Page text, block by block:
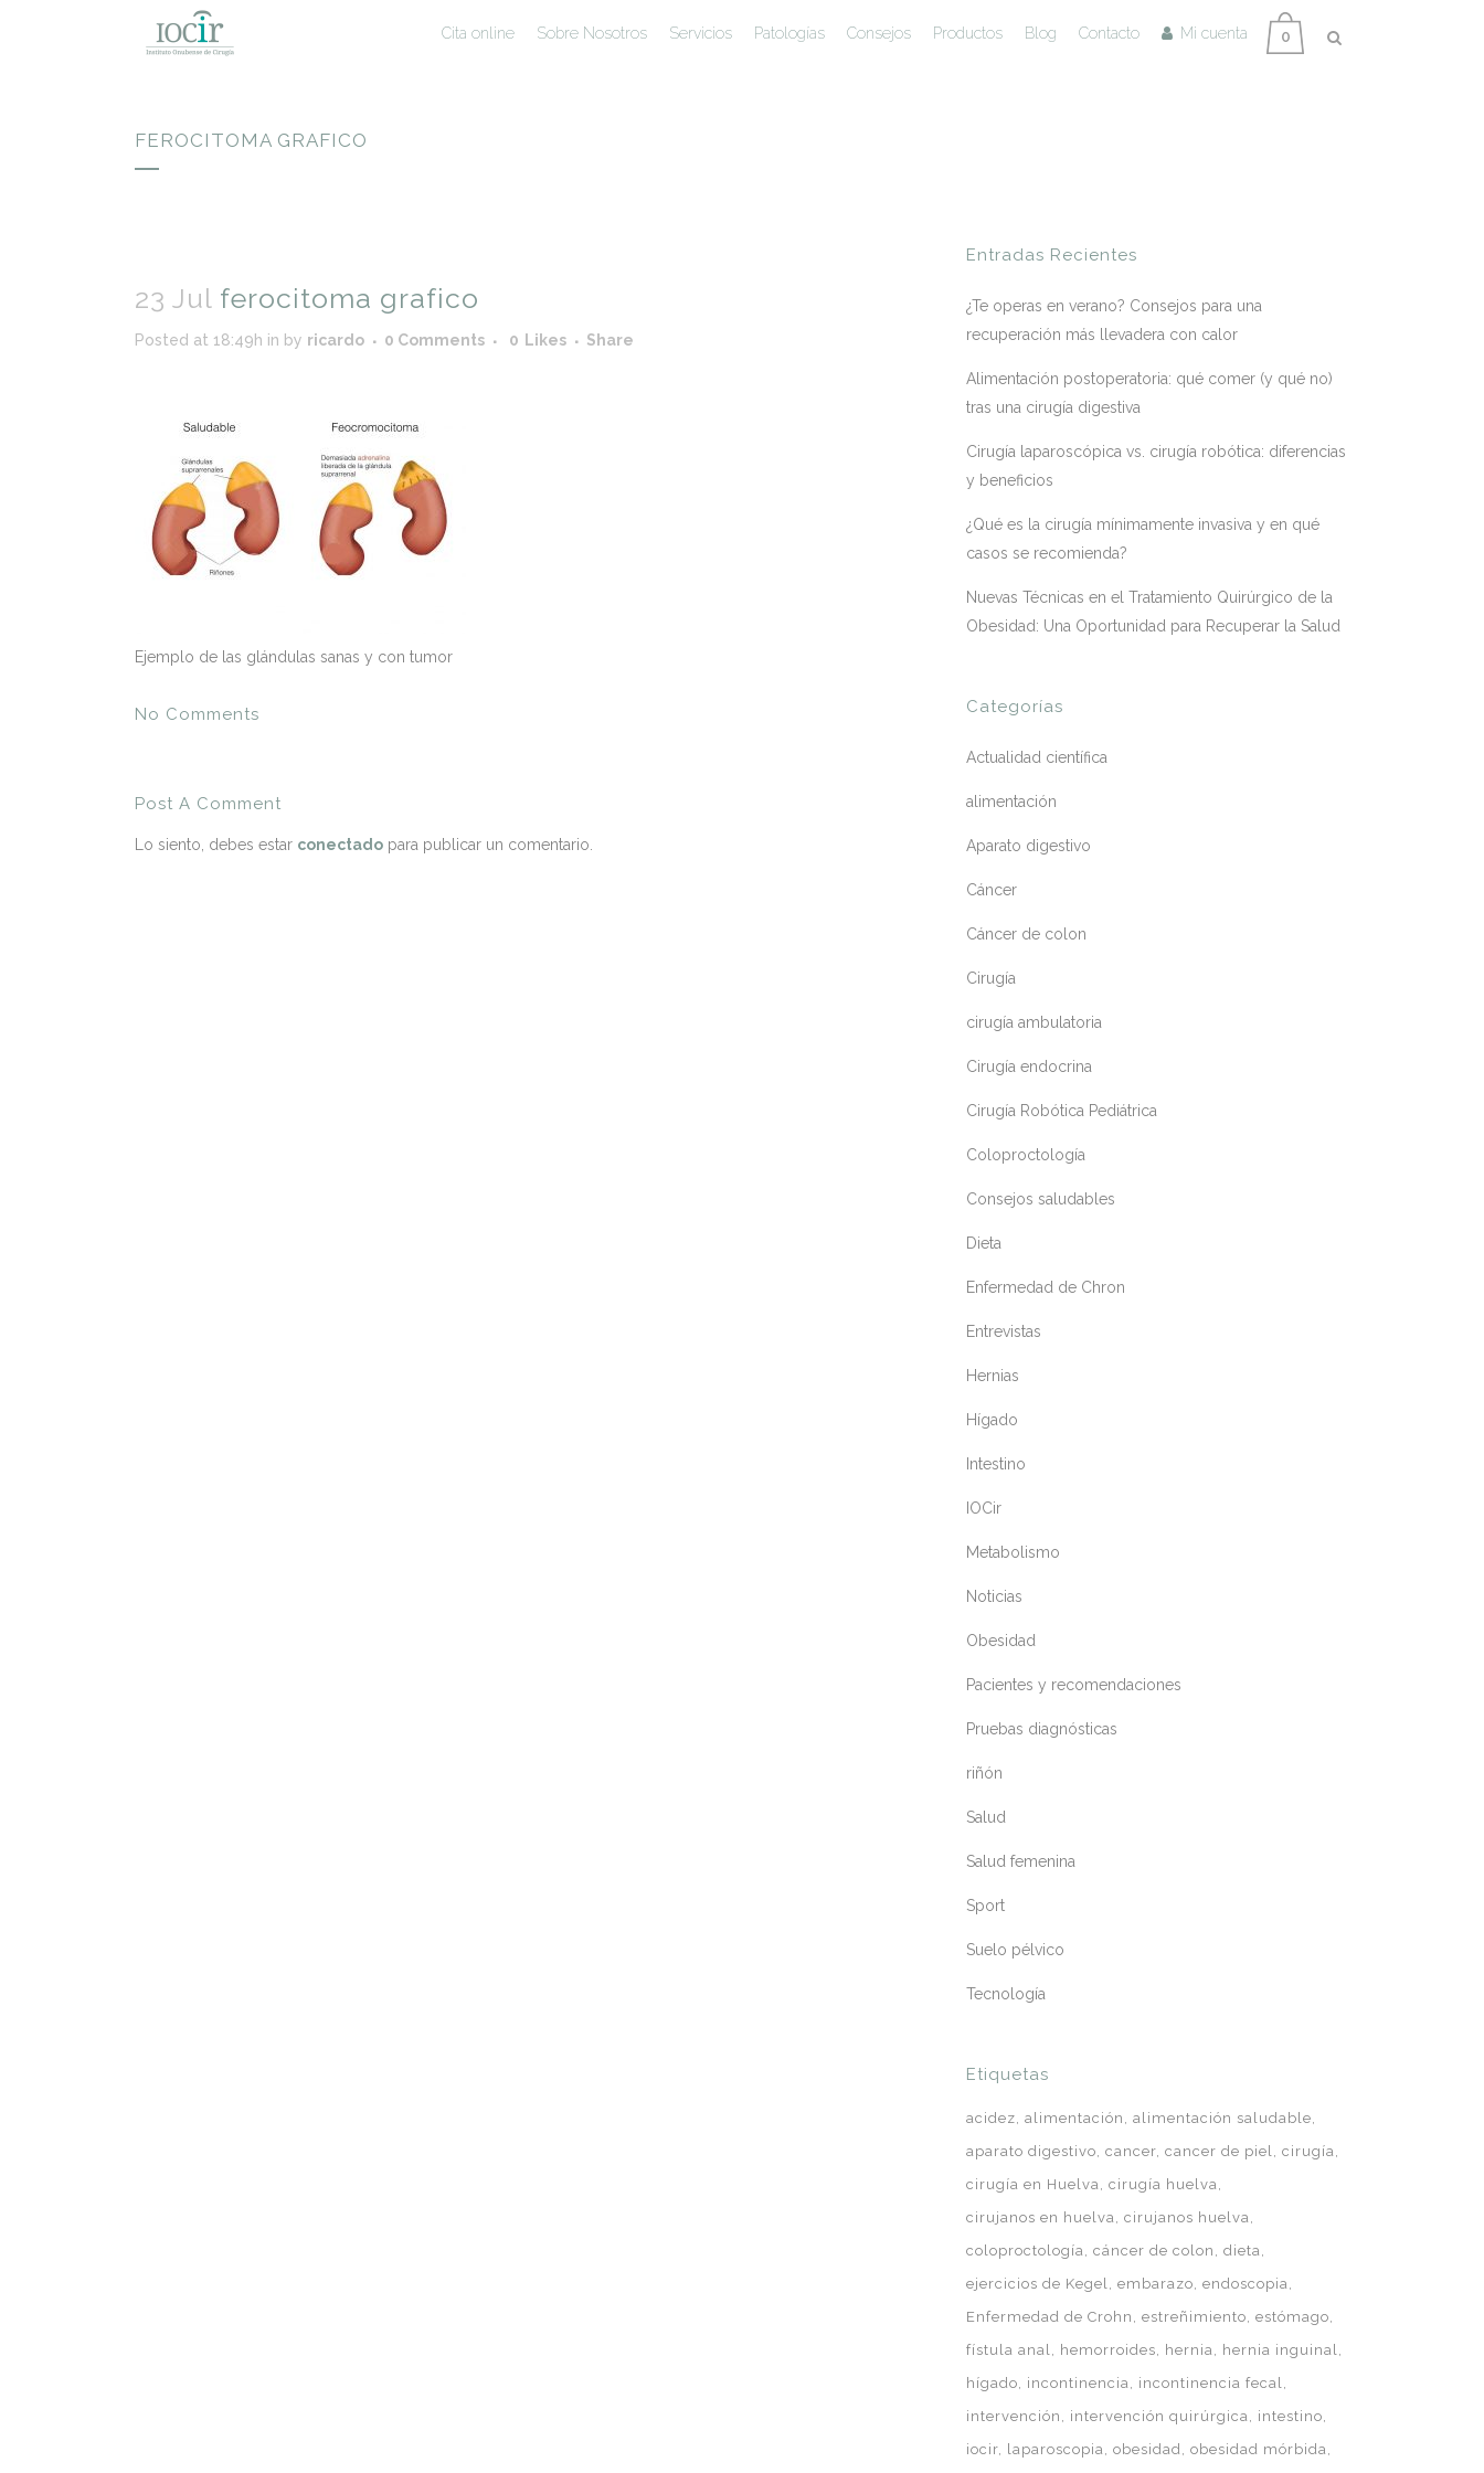
0
Cita online Sobre Nosotros Servicios Patologías Consejos Productos Blog Contacto Mi cuenta
FEROCITOMA GRAFICO
23 Jul ferocitoma grafico
Posted at 18:49h in by ricardo 0 Comments 0 Likes Share
Ejemplo de las glándulas sanas y con tumor
No Comments
Post A Comment
Lo siento, debes estar conectado para publicar un comentario.
Entradas Recientes
¿Te operas en verano? Consejos para una
recuperación más llevadera con calor
Alimentación postoperatoria: qué comer (y qué no)
tras una cirugía digestiva
Cirugía laparoscópica vs. cirugía robótica: diferencias
y beneficios
¿Qué es la cirugía mínimamente invasiva y en qué
casos se recomienda?
Nuevas Técnicas en el Tratamiento Quirúrgico de la
Obesidad: Una Oportunidad para Recuperar la Salud
Categorías
Actualidad científica
alimentación
Aparato digestivo
Cáncer
Cáncer de colon
Cirugía
cirugía ambulatoria
Cirugía endocrina
Cirugía Robótica Pediátrica
Coloproctología
Consejos saludables
Dieta
Enfermedad de Chron
Entrevistas
Hernias
Hígado
Intestino
IOCir
Metabolismo
Noticias
Obesidad
Pacientes y recomendaciones
Pruebas diagnósticas
riñón
Salud
Salud femenina
Sport
Suelo pélvico
Tecnología
Etiquetas
acidez alimentación
alimentación saludable
aparato digestivo
cancer cancer de piel
cirugía
cirugía en Huelva
cirugía huelva
cirujanos en huelva
cirujanos huelva
coloproctología
cáncer de colon
dieta
ejercicios de Kegel
embarazo
endoscopia
Enfermedad de Crohn
estreñimiento
estómago
fístula anal
hemorroides hernia
hernia inguinal
hígado
incontinencia
incontinencia fecal
intervención
intervención quirúrgica
intestino
iocir laparoscopia obesidad obesidad mórbida